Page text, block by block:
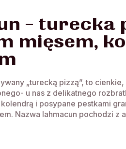
– turecka
mięsem,
„turecką pizzą”, to
u nas z delikatnego
i posypane pestkami
Nazwa lahmacun pochodzi z